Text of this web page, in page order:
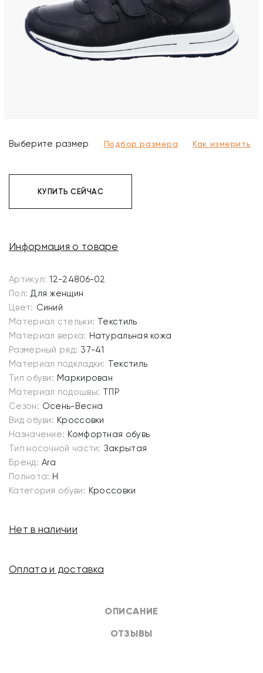
ОПИСАНИЕ
ОТЗЫВЫ
Выберите размер Подбор размера Как измерить
КУПИТЬ СЕЙЧАС
Информация о товаре
Артикул: 12-24806-02
Пол: Для женщин
Цвет: Синий
Материал стельки: Текстиль
Материал верха: Натуральная кожа
Размерный ряд: 37-41
Материал подкладки: Текстиль
Тип обуви: Маркирован
Материал подошвы: ТПР
Сезон: Осень-Весна
Вид обуви: Кроссовки
Назначение: Комфортная обувь
Тип носочной части: Закрытая
Бренд: Ara
Полнота: H
Категория обуви: Кроссовки
Нет в наличии
Оплата и доставка